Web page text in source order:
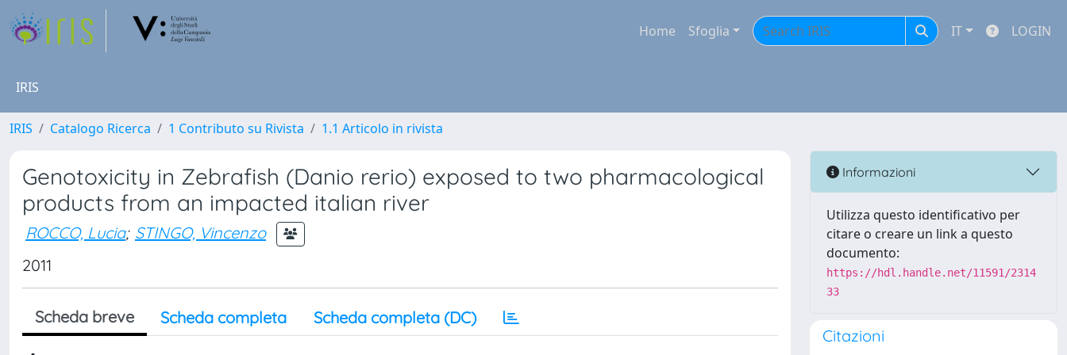
Home Sfoglia IT LOGIN
IRIS
IRIS Catalogo Ricerca 1 Contributo su Rivista 1.1 Articolo in rivista
Genotoxicity in Zebrafish (Danio rerio) exposed to two pharmacological
products from an impacted italian river
ROCCO, Lucia; STINGO, Vincenzo
2011
Scheda breve Scheda completa Scheda completa (DC)
Informazioni
Utilizza questo identificativo per
citare o creare un link a questo
documento:
https://hdl.handle.net/11591/2314
33
Citazioni